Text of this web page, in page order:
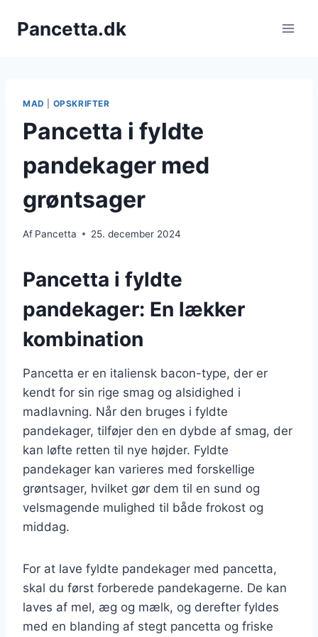
Pancetta.dk
MAD OPSKRIFTER
Pancetta i fyldte
pandekager med
grøntsager
Af Pancetta 25. december 2024
Pancetta i fyldte
pandekager: En lækker
kombination
Pancetta er en italiensk bacon-type, der er
kendt for sin rige smag og alsidighed i
madlavning. Når den bruges i fyldte
pandekager, tilføjer den en dybde af smag, der
kan løfte retten til nye højder. Fyldte
pandekager kan varieres med forskellige
grøntsager, hvilket gør dem til en sund og
velsmagende mulighed til både frokost og
middag.
For at lave fyldte pandekager med pancetta,
skal du først forberede pandekagerne. De kan
laves af mel, æg og mælk, og derefter fyldes
med en blanding af stegt pancetta og friske